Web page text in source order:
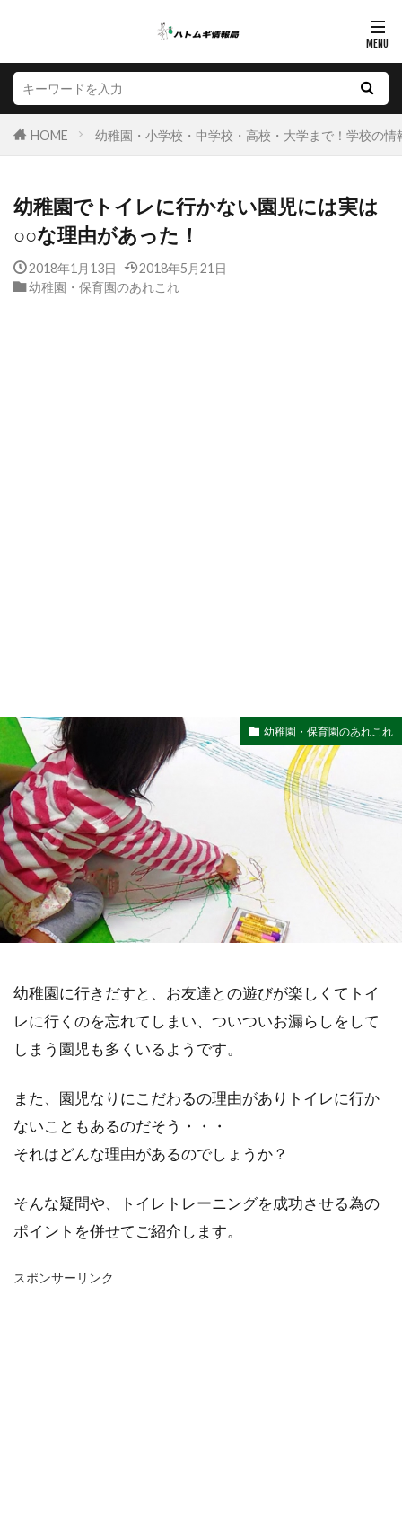
HOME 幼稚園・小学校・中学校・高校・大学まで！学校の情
幼稚園でトイレに行かない園児には実は
○○な理由があった！
2018年1月13日
2018年5月21日
幼稚園・保育園のあれこれ
幼稚園・保育園のあれこれ
幼稚園に行きだすと、お友達との遊びが楽しくてトイ
レに行くのを忘れてしまい、ついついお漏らしをして
しまう園児も多くいるようです。
また、園児なりにこだわるの理由がありトイレに行か
ないこともあるのだそう・・・
それはどんな理由があるのでしょうか？
そんな疑問や、トイレトレーニングを成功させる為の
ポイントを併せてご紹介します。
スポンサーリンク